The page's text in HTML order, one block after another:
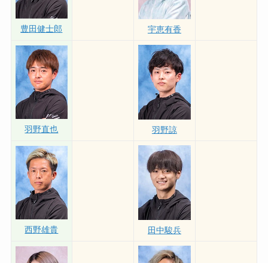
豊田健士郎 宇恵有香
羽野直也 羽野諒
西野雄貴 田中駿兵